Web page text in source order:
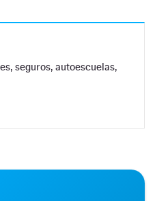
seguros, autoescuelas,